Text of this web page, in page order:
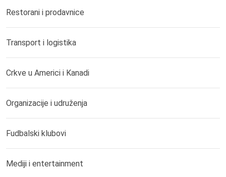
Restorani i prodavnice
Transport i logistika
Crkve u Americi i Kanadi
Organizacije i udruženja
Fudbalski klubovi
Mediji i entertainment